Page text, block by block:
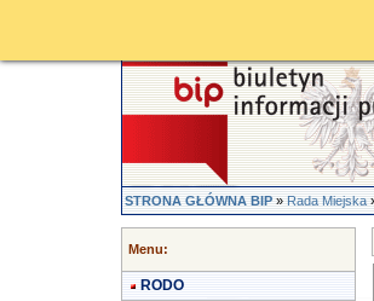
STRONA GŁÓWNA BIP»Rada Miejska
Menu:
RODO